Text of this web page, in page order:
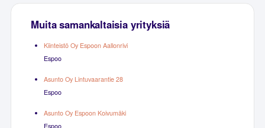
Muita samankaltaisia yrityksiä
Kiinteistö Oy Espoon Aallonrivi
Espoo
Asunto Oy Lintuvaarantie 28
Espoo
Asunto Oy Espoon Koivumäki
Espoo